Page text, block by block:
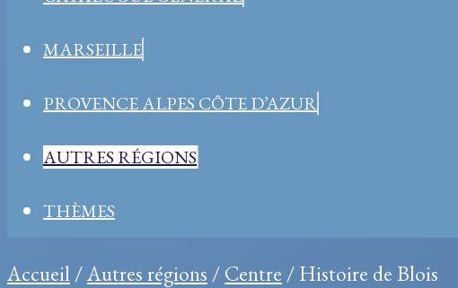
MARSEILLE
PROVENCE ALPES CÔTE D’AZUR
AUTRES RÉGIONS
THÈMES
Accueil/Autres régions / Centre / Histoire de Blois